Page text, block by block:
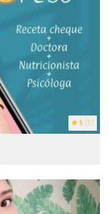
5 (5)